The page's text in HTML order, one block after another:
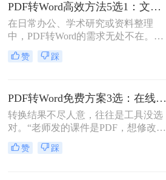
word文档呢？本文将详细介绍五种常
用的PDF转Word方法，帮助您选择最
适合自己的解决方案。
PDF转Word高效方法5选1：文件大小和类型决定用哪个！
在日常办公、学术研究或资料整理
中，PDF转Word的需求无处不在。那
么pdf怎么转换成word呢？本文将系统
解析5种主流方法，涵盖不同场景，
赞 踩
PDF转Word免费方案3选：在线免费额度、客户端试用和Word自带的区别！
转换结果不尽人意，往往是工具没选
对。“老师发的课件是PDF，想修改内
容怎么办？”“客户发来的合同是
PDF，需要调整条款怎么处理？”从事
赞 踩